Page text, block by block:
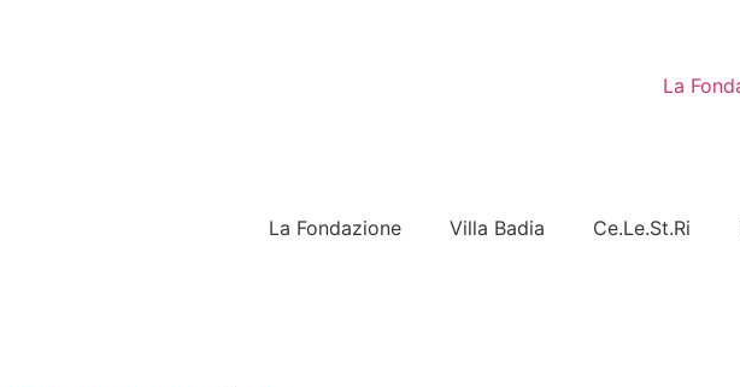
La
La Fondazione Villa Badia Ce.Le.St.Ri